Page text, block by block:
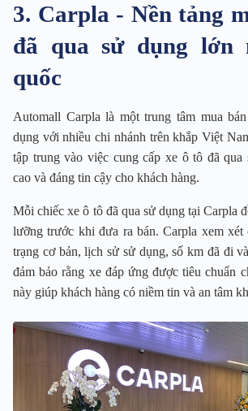
3. Carpla - Nền tảng
đã qua sử dụng lớn
quốc
Automall Carpla là một trung tâm mua
dụng với nhiều chi nhánh trên khắp Việt
tập trung vào việc cung cấp xe ô tô đã
cao và đáng tin cậy cho khách hàng.
Mỗi chiếc xe ô tô đã qua sử dụng tại Carpla
lưỡng trước khi đưa ra bán. Carpla xem xét
trạng cơ bản, lịch sử sử dụng, số km đã đi
đảm bảo rằng xe đáp ứng được tiêu chuẩn
này giúp khách hàng có niềm tin và an tâm